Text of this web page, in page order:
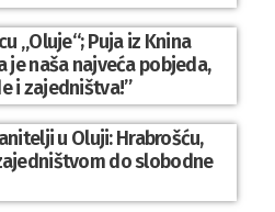
„Oluje“; Puja iz Knina
je naša najveća pobjeda,
i zajedništva!”
u Oluji: Hrabrošću,
do slobodne